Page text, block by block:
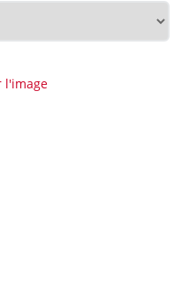
l'image